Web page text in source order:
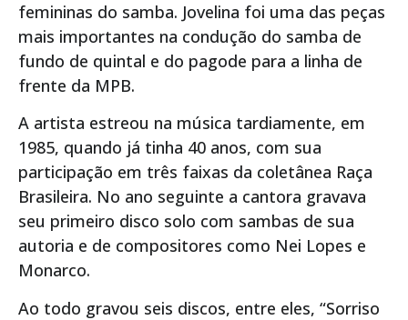
femininas do samba. Jovelina foi uma das peças
mais importantes na condução do samba de
fundo de quintal e do pagode para a linha de
frente da MPB.
A artista estreou na música tardiamente, em
1985, quando já tinha 40 anos, com sua
participação em três faixas da coletânea Raça
Brasileira. No ano seguinte a cantora gravava
seu primeiro disco solo com sambas de sua
autoria e de compositores como Nei Lopes e
Monarco.
Ao todo gravou seis discos, entre eles, “Sorriso